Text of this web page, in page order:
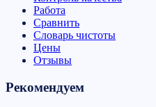
Работа
Сравнить
Словарь чистоты
Цены
Отзывы
Рекомендуем